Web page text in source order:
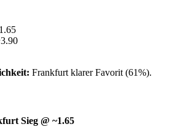
Frankfurt klarer Favorit (61%).
Sieg @ ~1.65